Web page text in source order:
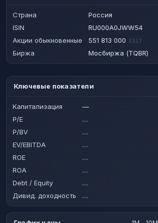
Страна
Россия
ISIN
RU000A0JWW54
Акции обыкновенные
551 813 000 EELT
Биржа Мосбиржа (TQBR)
Ключевые показатели
Капитализация
—
P/E
…
P/BV
…
EV/EBITDA
…
ROE
…
ROA
…
Debt / Equity
…
Дивид. доходность
…